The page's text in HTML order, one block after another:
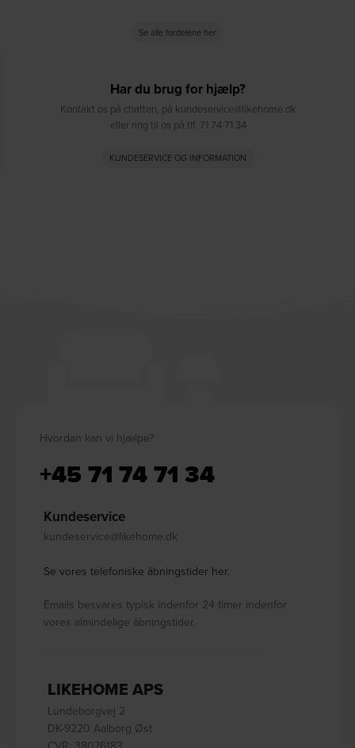
Se alle fordelene her
Har du brug for hjælp?
Kontakt os på chatten, på kundeservice@likehome.dk
eller ring til os på tlf. 71 74 71 34
KUNDESERVICE OG INFORMATION
Hvordan kan vi hjælpe?
+45 71 74 71 34
Kundeservice
kundeservice@likehome.dk
Se vores telefoniske åbningstider her.
Emails besvares typisk indenfor 24 timer indenfor
vores almindelige åbningstider.
LIKEHOME APS
Lundeborgvej 2
DK-9220 Aalborg Øst